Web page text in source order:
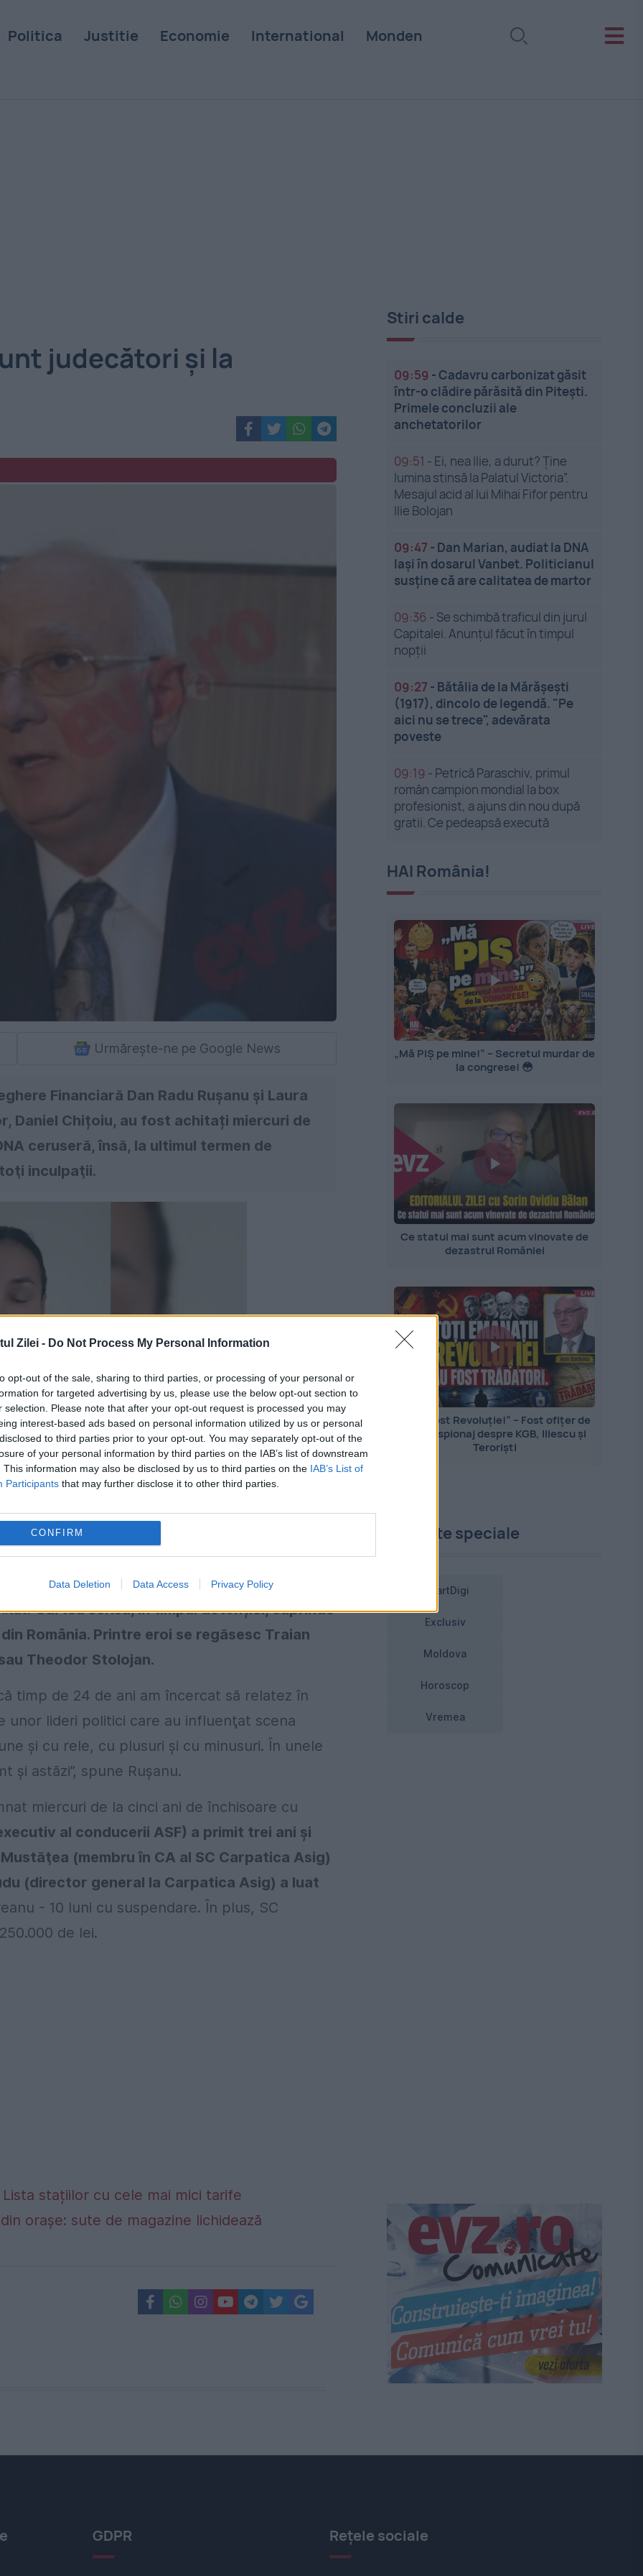
Zilei - Do Not Process My Personal Information
opt-out of the sale, sharing to third parties, or processing of your personal or
for targeted advertising by us, please use the below opt-out section to
selection. Please note that after your opt-out request is processed you may
interest-based ads based on personal information utilized by us or personal
to third parties prior to your opt-out. You may separately opt-out of the
of your personal information by third parties on the IAB’s list of downstream
This information may also be disclosed by us to third parties on the IAB’s List of
Participants that may further disclose it to other third parties.
CONFIRM
Data Deletion Data Access Privacy Policy
Politica Justitie Economie International Monden
judecători şi la
Urmărește-ne pe Google News
Financiară Dan Radu Rușanu și Laura
Daniel Chițoiu, au fost achitați miercuri de
ceruseră, însă, la ultimul termen de
inculpaţii.
fost achitat în dosarul ASF:Aşa cum am scris
trăit cu speranţa că şi sistemul judiciar
că mai sunt judecători şi la Bucureşti”, a
zilei.
stat patru luni în arest preventiv și trei luni la
Cartea scrisă, în timpul detenției, cuprinde
România. Printre eroi se regăsesc Traian
Theodor Stolojan.
timp de 24 de ani am încercat să relatez în
unor lideri politici care au influenţat scena
și cu rele, cu plusuri și cu minusuri. În unele
și astăzi”, spune Ruşanu.
miercuri de la cinci ani de închisoare cu
al conducerii ASF) a primit trei ani şi
(membru în CA al SC Carpatica Asig)
(director general la Carpatica Asig) a luat
- 10 luni cu suspendare. În plus, SC
de lei.
stațiilor cu cele mai mici tarife
orașe: sute de magazine lichidează
Stiri calde
09:59 -Cadavru carbonizat găsit
într-o clădire părăsită din Pitești.
Primele concluzii ale
anchetatorilor
09:51 - Ei, nea Ilie, a durut? Ține
lumina stinsă la Palatul Victoria”.
Mesajul acid al lui Mihai Fifor pentru
Ilie Bolojan
09:47 - Dan Marian, audiat la DNA
Iași în dosarul Vanbet. Politicianul
susține că are calitatea de martor
09:36 - Se schimbă traficul din jurul
Capitalei. Anunțul făcut în timpul
nopții
09:27 - Bătălia de la Mărășești
(1917), dincolo de legendă. "Pe
aici nu se trece", adevărata
poveste
09:19 - Petrică Paraschiv, primul
român campion mondial la box
profesionist, a ajuns din nou după
gratii. Ce pedeapsă execută
HAI România!
„Mă PIȘ pe mine!” – Secretul murdar de
la congrese! 😳
Ce statui mai sunt acum vinovate de
dezastrul României
„Nu a fost Revoluție!” – Fost ofițer de
contraspionaj despre KGB, Iliescu și
Teroriști
Proiecte speciale
SmartDigi
Exclusiv
Moldova
Horoscop
Vremea
GDPR Rețele sociale